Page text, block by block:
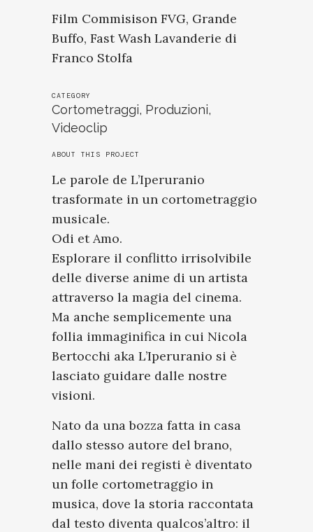
Film Commisison FVG, Grande
Buffo, Fast Wash Lavanderie di
Franco Stolfa
CATEGORY
Cortometraggi, Produzioni,
Videoclip
ABOUT THIS PROJECT
Le parole de L’Iperuranio
trasformate in un cortometraggio
musicale.
Odi et Amo.
Esplorare il conflitto irrisolvibile
delle diverse anime di un artista
attraverso la magia del cinema.
Ma anche semplicemente una
follia immaginifica in cui Nicola
Bertocchi aka L’Iperuranio si è
lasciato guidare dalle nostre
visioni.
Nato da una bozza fatta in casa
dallo stesso autore del brano,
nelle mani dei registi è diventato
un folle cortometraggio in
musica, dove la storia raccontata
dal testo diventa qualcos’altro: il